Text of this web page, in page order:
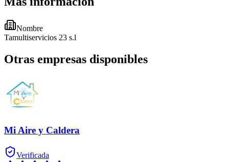
Nombre
Tamultiservicios 23 s.l
Otras empresas disponibles
Mi Aire y Caldera
Verificada